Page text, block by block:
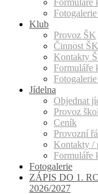
Formuláře
Klub
Provoz ŠK
Činnost ŠK
Kontakty
Formuláře
Jídelna
Objednat
Provoz
Ceník
Provozní
Kontakty /
Formuláře
Fotogalerie
ZÁPIS DO 1.
2026/2027